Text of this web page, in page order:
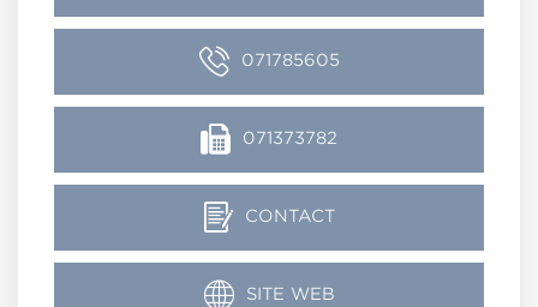
071785605
071373782
CONTACT
SITE WEB